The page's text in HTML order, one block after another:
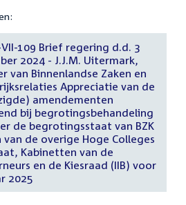
109 Brief regering d.d. 3
2024 - J.J.M. Uitermark,
van Binnenlandse Zaken en
Appreciatie van de
amendementen
bij begrotingsbehandeling
de begrotingsstaat van BZK
van de overige Hoge Colleges
Kabinetten van de
en de Kiesraad (IIB) voor
2025